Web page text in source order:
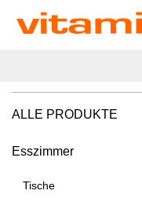
ALLE PRODUKTE
Esszimmer
Tische